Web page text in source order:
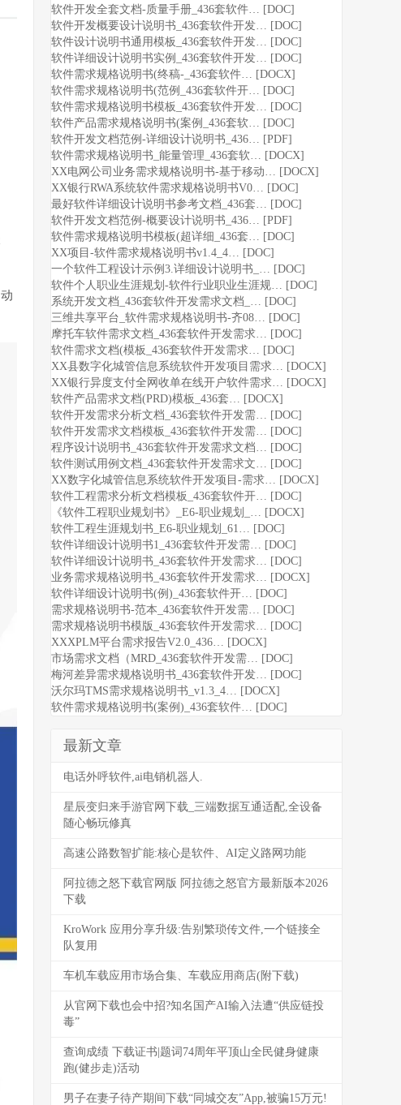
软件开发全套文档-质量手册_436套软件… [DOC]
软件开发概要设计说明书_436套软件开发… [DOC]
软件设计说明书通用模板_436套软件开发… [DOC]
软件详细设计说明书实例_436套软件开发… [DOC]
软件需求规格说明书(终稿-_436套软件… [DOCX]
软件需求规格说明书(范例_436套软件开… [DOC]
软件需求规格说明书模板_436套软件开发… [DOC]
软件产品需求规格说明书(案例_436套软… [DOC]
软件开发文档范例-详细设计说明书_436… [PDF]
软件需求规格说明书_能量管理_436套软… [DOCX]
XX电网公司业务需求规格说明书-基于移动… [DOCX]
XX银行RWA系统软件需求规格说明书V0… [DOC]
最好软件详细设计说明书参考文档_436套… [DOC]
软件开发文档范例-概要设计说明书_436… [PDF]
软件需求规格说明书模板(超详细_436套… [DOC]
XX项目-软件需求规格说明书v1.4_4… [DOC]
一个软件工程设计示例3.详细设计说明书_… [DOC]
软件个人职业生涯规划-软件行业职业生涯规… [DOC]
系统开发文档_436套软件开发需求文档_… [DOC]
三维共享平台_软件需求规格说明书-齐08… [DOC]
摩托车软件需求文档_436套软件开发需求… [DOC]
软件需求文档(模板_436套软件开发需求… [DOC]
XX县数字化城管信息系统软件开发项目需求… [DOCX]
XX银行异度支付全网收单在线开户软件需求… [DOCX]
软件产品需求文档(PRD)模板_436套… [DOCX]
软件开发需求分析文档_436套软件开发需… [DOC]
软件开发需求文档模板_436套软件开发需… [DOC]
程序设计说明书_436套软件开发需求文档… [DOC]
软件测试用例文档_436套软件开发需求文… [DOC]
XX数字化城管信息系统软件开发项目-需求… [DOCX]
软件工程需求分析文档模板_436套软件开… [DOC]
《软件工程职业规划书》_E6-职业规划_… [DOCX]
软件工程生涯规划书_E6-职业规划_61… [DOC]
软件详细设计说明书1_436套软件开发需… [DOC]
软件详细设计说明书_436套软件开发需求… [DOC]
业务需求规格说明书_436套软件开发需求… [DOCX]
软件详细设计说明书(例)_436套软件开… [DOC]
需求规格说明书-范本_436套软件开发需… [DOC]
需求规格说明书模版_436套软件开发需求… [DOC]
XXXPLM平台需求报告V2.0_436… [DOCX]
市场需求文档（MRD_436套软件开发需… [DOC]
梅河差异需求规格说明书_436套软件开发… [DOC]
沃尔玛TMS需求规格说明书_v1.3_4… [DOCX]
软件需求规格说明书(案例)_436套软件… [DOC]
最新文章
电话外呼软件,ai电销机器人.
星辰变归来手游官网下载_三端数据互通适配,全设备
随心畅玩修真
高速公路数智扩能:核心是软件、AI定义路网功能
阿拉德之怒下载官网版 阿拉德之怒官方最新版本2026
下载
KroWork 应用分享升级:告别繁琐传文件,一个链接全
队复用
车机车载应用市场合集、车载应用商店(附下载)
从官网下载也会中招?知名国产AI输入法遭“供应链投
毒”
查询成绩 下载证书|题词74周年平顶山全民健身健康
跑(健步走)活动
男子在妻子待产期间下载“同城交友”App,被骗15万元!